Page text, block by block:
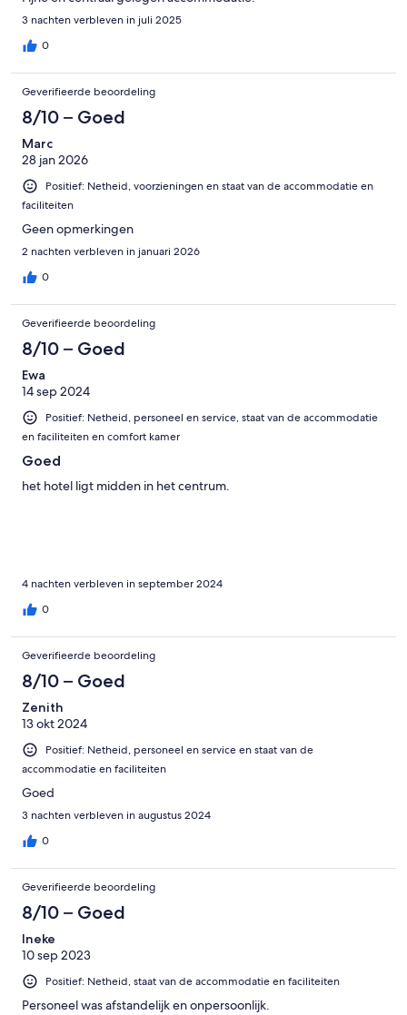
3 nachten verbleven in juli 2025
0
Geverifieerde beoordeling
8/10 – Goed
Marc
28 jan 2026
Positief: Netheid, voorzieningen en staat van de accommodatie en
faciliteiten
Geen opmerkingen
2 nachten verbleven in januari 2026
0
Geverifieerde beoordeling
8/10 – Goed
Ewa
14 sep 2024
Positief: Netheid, personeel en service, staat van de accommodatie
en faciliteiten en comfort kamer
Goed
het hotel ligt midden in het centrum.
4 nachten verbleven in september 2024
0
Geverifieerde beoordeling
8/10 – Goed
Zenith
13 okt 2024
Positief: Netheid, personeel en service en staat van de
accommodatie en faciliteiten
Goed
3 nachten verbleven in augustus 2024
0
Geverifieerde beoordeling
8/10 – Goed
Ineke
10 sep 2023
Positief: Netheid, staat van de accommodatie en faciliteiten
Personeel was afstandelijk en onpersoonlijk.